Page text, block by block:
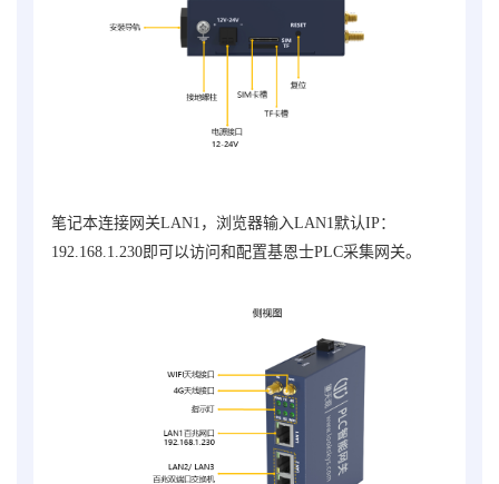
笔记本连接网关LAN1，浏览器输入LAN1默认IP：
192.168.1.230即可以访问和配置基恩士PLC采集网关。